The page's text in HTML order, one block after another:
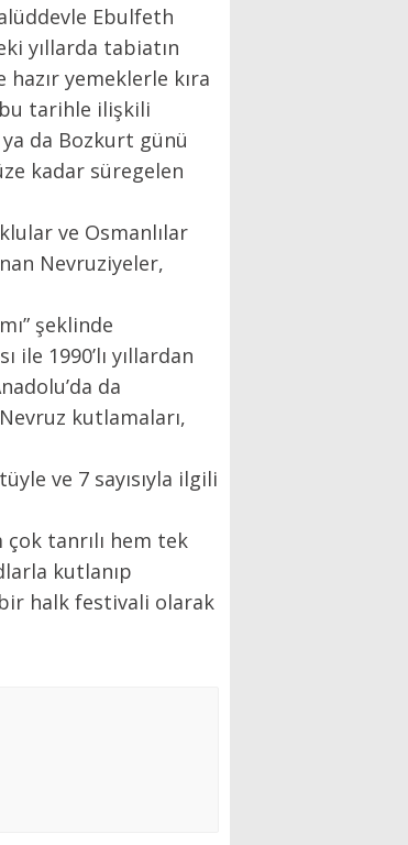
Ebulfeth
yıllarda tabiatın
yemeklerle kıra
bu tarihle ilişkili
da Bozkurt günü
kadar süregelen
ve Osmanlılar
Nevruziyeler,
şeklinde
1990’lı yıllardan
da
kutlamaları,
ve 7 sayısıyla ilgili
tanrılı hem tek
kutlanıp
halk festivali olarak